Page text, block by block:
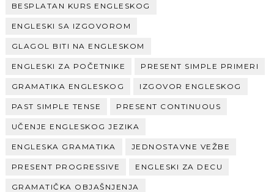
BESPLATAN KURS ENGLESKOG
ENGLESKI SA IZGOVOROM
GLAGOL BITI NA ENGLESKOM
ENGLESKI ZA POČETNIKE PRESENT SIMPLE PRIMERI
GRAMATIKA ENGLESKOG IZGOVOR ENGLESKOG
PAST SIMPLE TENSE PRESENT CONTINUOUS
UČENJE ENGLESKOG JEZIKA
ENGLESKA GRAMATIKA JEDNOSTAVNE VEŽBE
PRESENT PROGRESSIVE ENGLESKI ZA DECU
GRAMATIČKA OBJAŠNJENJA